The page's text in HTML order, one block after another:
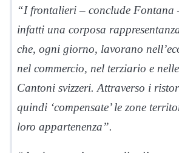
“I frontalieri – conclude Fontana
infatti una corposa
che, ogni giorno, lavorano
nel commercio, nel terziario e
Cantoni svizzeri. Attraverso i
quindi ‘compensate’ le zone
loro appartenenza”.